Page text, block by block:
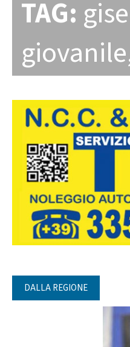
TAG:
giovanile
DALLA REGIONE